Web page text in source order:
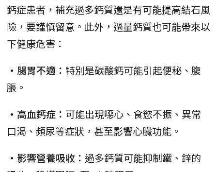
鈣症患者，補充過多鈣質還是有可能提高結石風
險，要謹慎留意。此外，過量鈣質也可能帶來以
下健康危害：
•腸胃不適： 特別是碳酸鈣可能引起便秘、腹
脹。
•高血鈣症： 可能出現噁心、食慾不振、異常
口渴、頻尿等症狀，甚至影響心臟功能。
•影響營養吸收： 過多鈣質可能抑制鐵、鋅的